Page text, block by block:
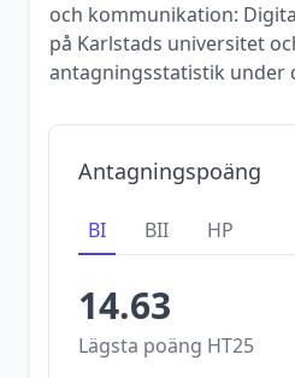
och kommunikation:
på Karlstads universitet
antagningsstatistik under
Antagningspoäng
BI BII HP
14.63
Lägsta poäng HT25